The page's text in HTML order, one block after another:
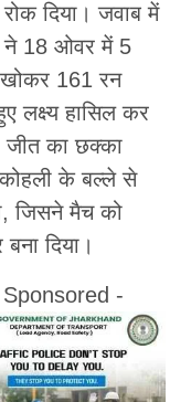
दिया। जवाब में
18 ओवर में 5
161 रन
लक्ष्य हासिल कर
जीत का छक्का
कोहली के बल्ले से
जिसने मैच को
बना दिया।
-